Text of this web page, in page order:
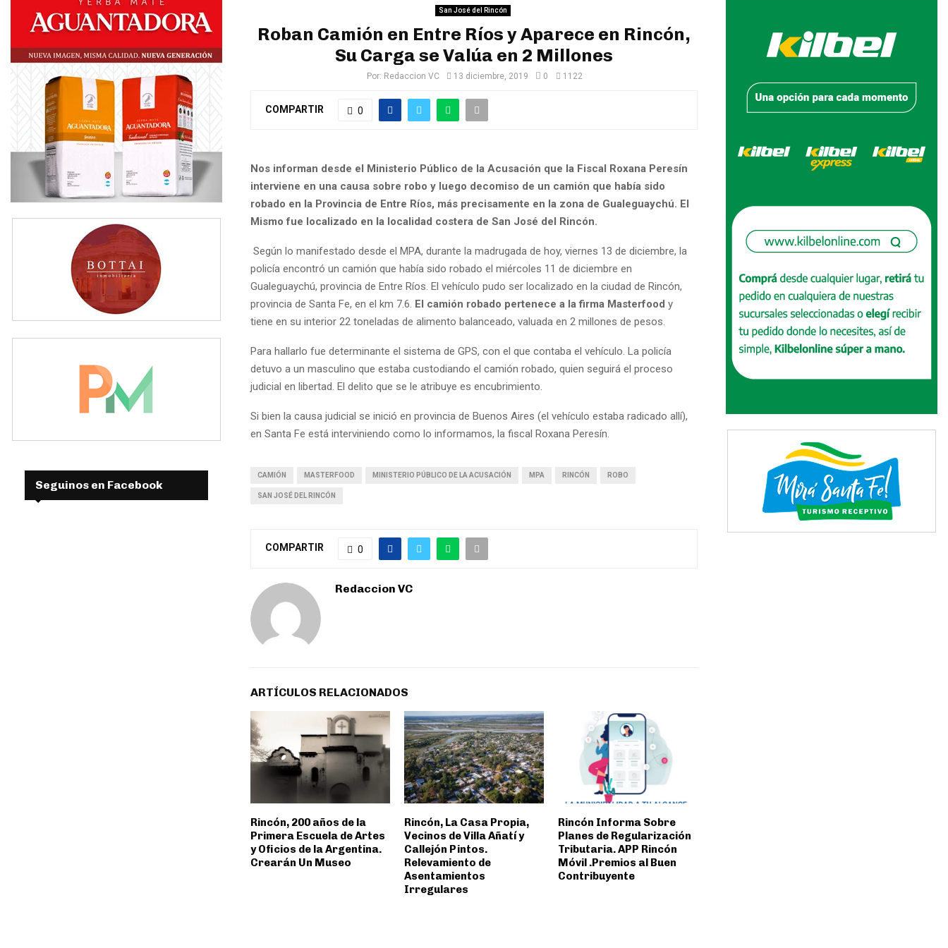
San José del Rincón
Roban Camión en Entre Ríos y Aparece en Rincón,
Su Carga se Valúa en 2 Millones
Por: Redaccion VC 13 diciembre, 2019 0 1122
COMPARTIR 0
Nos informan desde el Ministerio Público de la Acusación que la Fiscal Roxana Peresín
interviene en una causa sobre robo y luego decomiso de un camión que había sido
robado en la Provincia de Entre Ríos, más precisamente en la zona de Gualeguaychú. El
Mismo fue localizado en la localidad costera de San José del Rincón.
Según lo manifestado desde el MPA, durante la madrugada de hoy, viernes 13 de diciembre, la
policía encontró un camión que había sido robado el miércoles 11 de diciembre en
Gualeguaychú, provincia de Entre Ríos. El vehículo pudo ser localizado en la ciudad de Rincón,
provincia de Santa Fe, en el km 7.6. El camión robado pertenece a la firma Masterfood y
tiene en su interior 22 toneladas de alimento balanceado, valuada en 2 millones de pesos.
Para hallarlo fue determinante el sistema de GPS, con el que contaba el vehículo. La policía
detuvo a un masculino que estaba custodiando el camión robado, quien seguirá el proceso
judicial en libertad. El delito que se le atribuye es encubrimiento.
Si bien la causa judicial se inició en provincia de Buenos Aires (el vehículo estaba radicado allí),
en Santa Fe está interviniendo como lo informamos, la fiscal Roxana Peresín.
CAMIÓN MASTERFOOD MINISTERIO PÚBLICO DE LA ACUSACIÓN MPA RINCÓN ROBO
SAN JOSÉ DEL RINCÓN
COMPARTIR 0
Redaccion VC
ARTÍCULOS RELACIONADOS
Rincón, 200 años de la
Primera Escuela de Artes
y Oficios de la Argentina.
Crearán Un Museo
Rincón, La Casa Propia,
Vecinos de Villa Añatí y
Callejón Pintos.
Relevamiento de
Asentamientos
Irregulares
Rincón Informa Sobre
Planes de Regularización
Tributaria. APP Rincón
Móvil .Premios al Buen
Contribuyente
Seguinos en Facebook